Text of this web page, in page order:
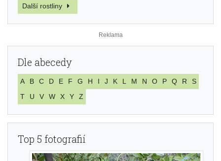
Další rostliny
Dle abecedy
A B C D E F G H I J K L M N O P Q R
S
T
U V W X Y Z
Top 5 fotografií